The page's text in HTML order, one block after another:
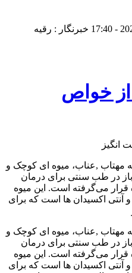
خبرنگار : رقیه
از خواص
مهتاب ,عناب، میوه‌ ای کوچک و
در طب سنتی برای درمان
قرار می‌گرفته است. این میوه
آنتی‌ اکسیدان‌ ها است که برای
مهتاب ,عناب، میوه‌ ای کوچک و
در طب سنتی برای درمان
قرار می‌گرفته است. این میوه
آنتی‌ اکسیدان‌ ها است که برای